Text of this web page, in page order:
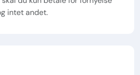
intet andet.